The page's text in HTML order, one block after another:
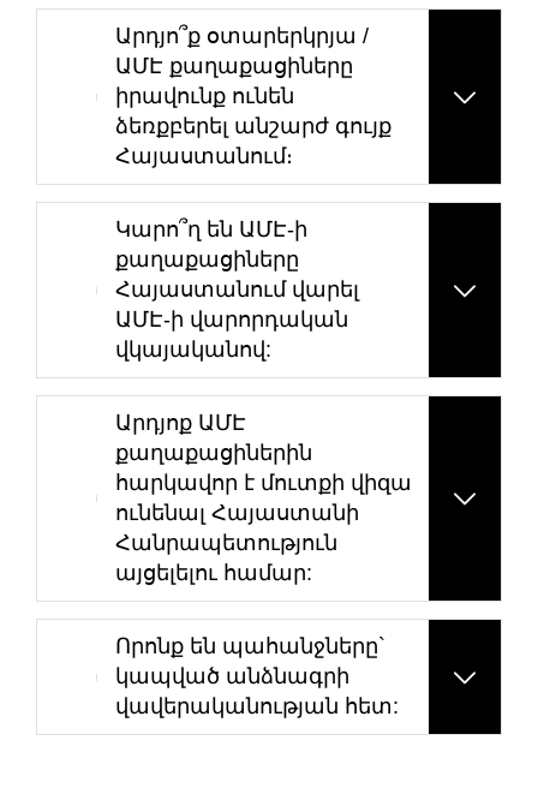
Արդյո՞ք օտարերկրյա /
ԱՄԷ քաղաքացիները
իրավունք ունեն
ձեռքբերել անշարժ գույք
Հայաստանում։
Կարո՞ղ են ԱՄԷ-ի
քաղաքացիները
Հայաստանում վարել
ԱՄԷ-ի վարորդական
վկայականով:
Արդյոք ԱՄԷ
քաղաքացիներին
հարկավոր է մուտքի վիզա
ունենալ Հայաստանի
Հանրապետություն
այցելելու համար:
Որոնք են պահանջները`
կապված անձնագրի
վավերականության հետ: